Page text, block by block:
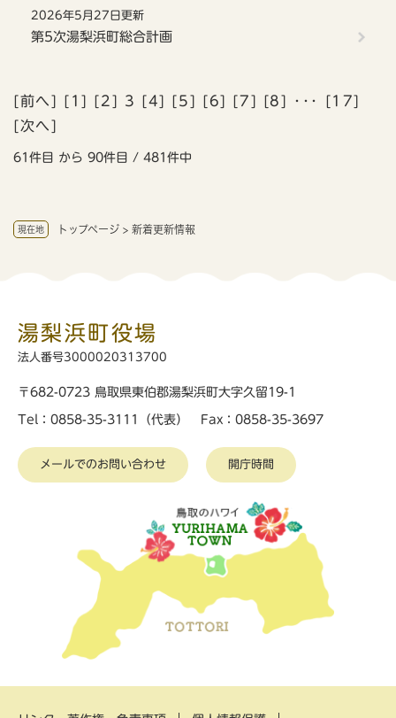
現在地 トップページ > 新着更新情報
2026年5月27日更新
第5次湯梨浜町総合計画
[前へ] [ 1] [2 ] 3 [4] [5] [6] [7] [8] ･･･ [17]
[次へ]
61件目 から 90件目 / 481件中
湯梨浜町役場
法人番号3000020313700
〒682-0723 鳥取県東伯郡湯梨浜町大字久留19-1
Tel：0858-35-3111（代表） Fax：0858-35-3697
メールでのお問い合わせ 開庁時間